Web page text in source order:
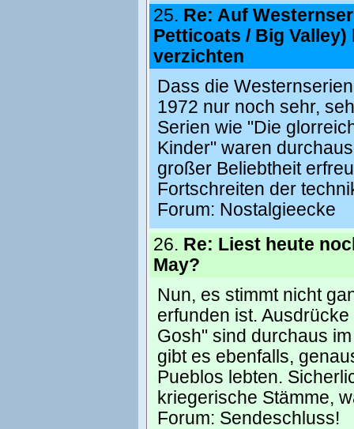
25. Re: Auf
Petticoats / Big Valley)
verzichten
Dass die
1972 nur noch sehr,
Serien wie "Die
Kinder" waren
großer Beliebtheit
Fortschreiten der
Forum: Nostalgieecke
26. Re: Liest heute
May?
Nun, es stimmt nicht
erfunden ist.
Gosh" sind durchaus
gibt es ebenfalls,
Pueblos lebten.
kriegerische Stämme,
Forum: Sendeschluss!